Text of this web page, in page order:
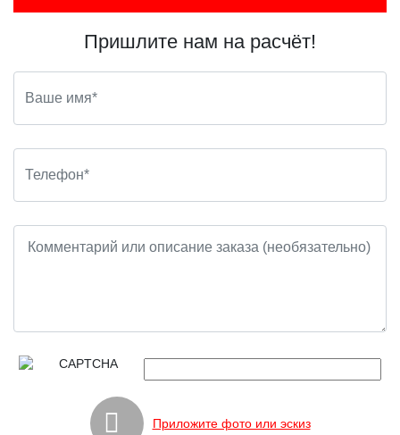
Пришлите нам на расчёт!
Приложите фото или эскиз